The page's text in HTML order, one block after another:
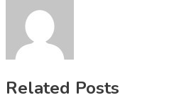
Related Posts